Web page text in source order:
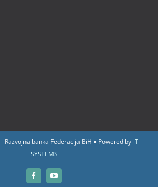
Razvojna banka Federacija BiH ● Powered by iT
SYSTEMS
FacebookYouTube